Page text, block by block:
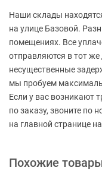
Наши склады
на улице Базовой.
помещениях. Все
отправляются в тот же
несущественные
мы пробуем
Если у вас возникают
по заказу, звоните по
на главной странице
Похожие